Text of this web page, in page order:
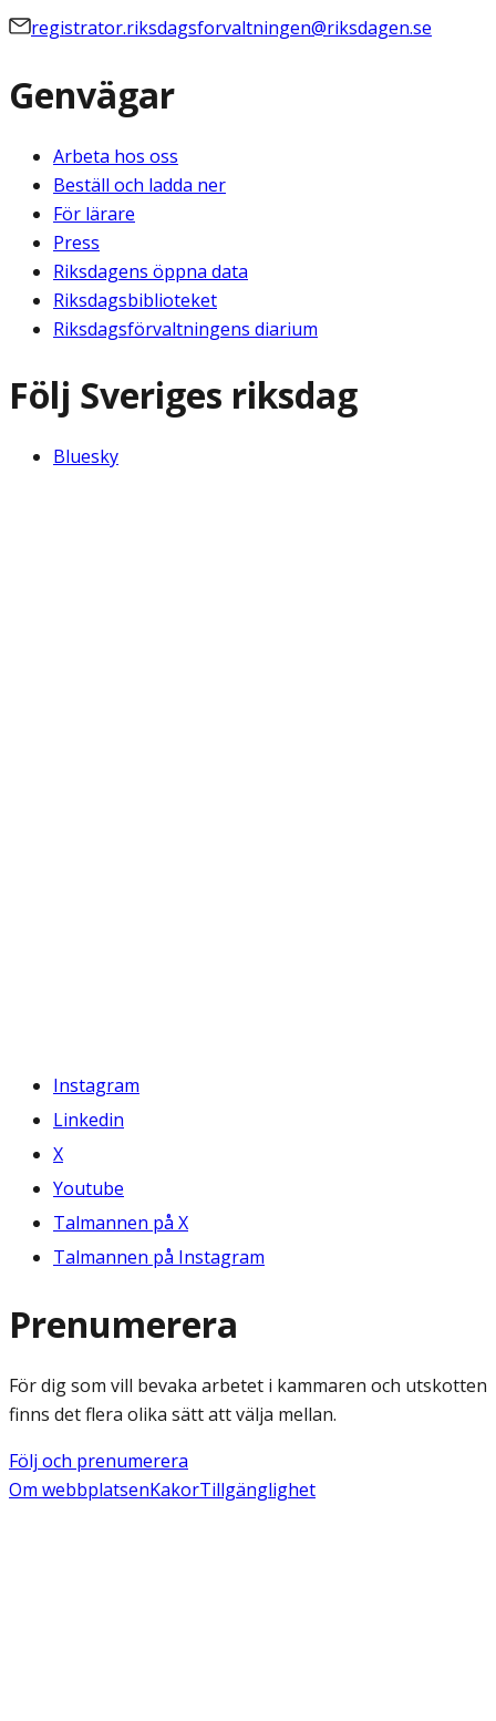
registrator.riksdagsforvaltningen@riksdagen.se
Genvägar
Arbeta hos oss
Beställ och ladda ner
För lärare
Press
Riksdagens öppna data
Riksdagsbiblioteket
Riksdagsförvaltningens diarium
Följ Sveriges riksdag
Bluesky
Instagram
Linkedin
X
Youtube
Talmannen på X
Talmannen på Instagram
Prenumerera
För dig som vill bevaka arbetet i kammaren och utskotten
finns det flera olika sätt att välja mellan.
Följ och prenumerera
Om webbplatsenKakorTillgänglighet